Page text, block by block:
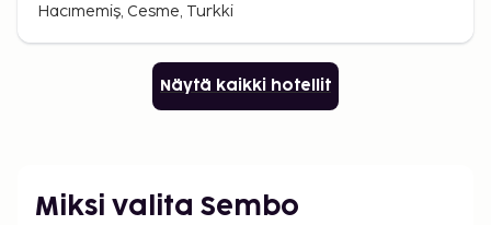
Hacımemiş, Cesme, Turkki
Näytä kaikki hotellit
Miksi valita Sembo